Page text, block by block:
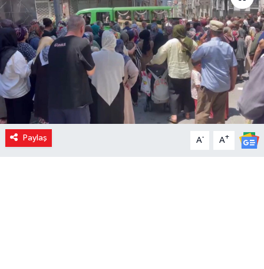
Paylaş A- A+